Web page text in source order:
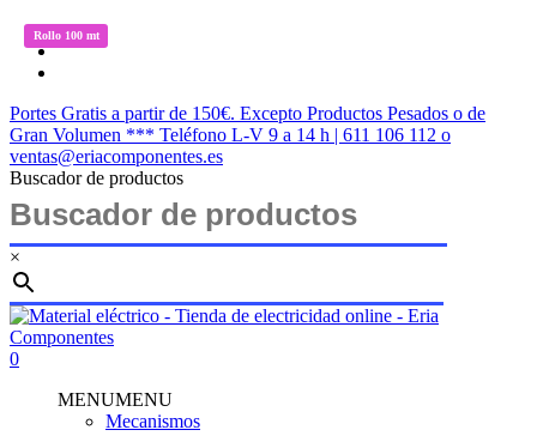
Saltar
contenido
twitter
facebook
Portes Gratis a partir de 150€. Excepto Productos Pesados o de
Gran Volumen *** Teléfono L-V 9 a 14 h | 611 106 112 o
ventas@eriacomponentes.es
Buscador de productos
×
Cerrar
búsqueda
buscar
account
0
MENUMENU
Mecanismos
Rollo 100 mt
Rollo 100 mt